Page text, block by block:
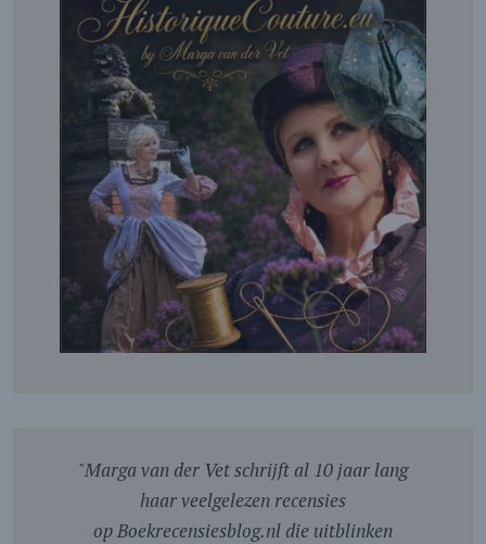
"Marga van der Vet schrijft al 10 jaar lang
haar veelgelezen recensies
op Boekrecensiesblog.nl die uitblinken